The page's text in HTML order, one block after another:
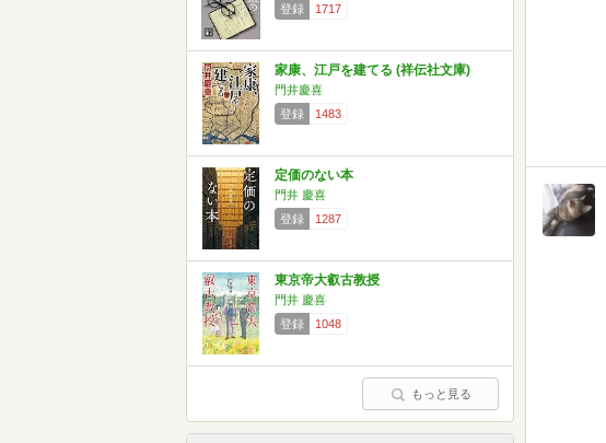
登録
1717
家康、江戸を建てる (祥伝社文庫)
門井慶喜
登録
1483
定価のない本
門井 慶喜
登録
1287
東京帝大叡古教授
門井 慶喜
登録
1048
もっと見る